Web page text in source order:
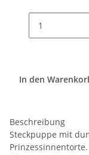
In den
Beschreibung
Steckpuppe mit